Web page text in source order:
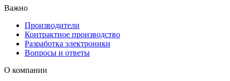
Важно
Производители
Контрактное производство
Разработка электроники
Вопросы и ответы
О компании